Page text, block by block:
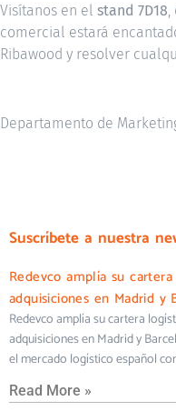
Visítanos en el stand 7D18
comercial estará
Ribawood y resolver
Departamento de
Suscríbete a nuestra
Redevco amplía su
adquisiciones en Madrid y
Redevco amplía su cartera
adquisiciones en Madrid y
el mercado logístico español
Read More »